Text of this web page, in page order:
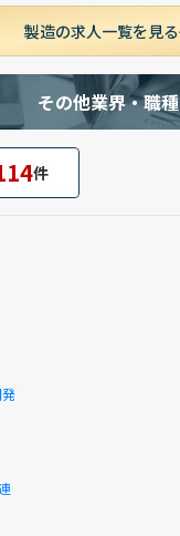
製造の求人一覧を見る
その他業界・職種
件